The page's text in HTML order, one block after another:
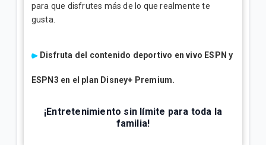
para que disfrutes más de lo que realmente te
gusta.
Disfruta del contenido deportivo en vivo ESPN y
ESPN3 en el plan Disney+ Premium.
¡Entretenimiento sin límite para toda la
familia!